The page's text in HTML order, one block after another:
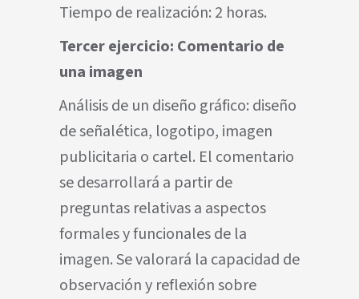
Tiempo de realización: 2 horas.
Tercer ejercicio: Comentario de
una imagen
Análisis de un diseño gráfico: diseño
de señalética, logotipo, imagen
publicitaria o cartel. El comentario
se desarrollará a partir de
preguntas relativas a aspectos
formales y funcionales de la
imagen. Se valorará la capacidad de
observación y reflexión sobre